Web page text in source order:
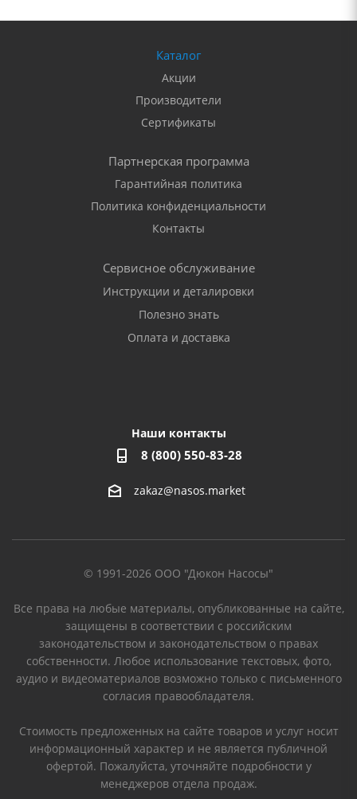
Каталог
Акции
Производители
Сертификаты
Партнерская программа
Гарантийная политика
Политика конфиденциальности
Контакты
Сервисное обслуживание
Инструкции и деталировки
Полезно знать
Оплата и доставка
Наши контакты
8 (800) 550-83-28
zakaz@nasos.market
© 1991-2026 ООО "Дюкон Насосы"
Все права на любые материалы, опубликованные на сайте,
защищены в соответствии с российским
законодательством и законодательством о правах
собственности. Любое использование текстовых, фото,
аудио и видеоматериалов возможно только с письменного
согласия правообладателя.
Стоимость предложенных на сайте товаров и услуг носит
информационный характер и не является публичной
офертой. Пожалуйста, уточняйте подробности у
менеджеров отдела продаж.